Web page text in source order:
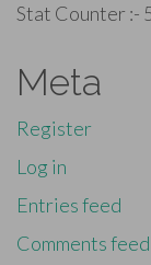
Stat Counter :-
Meta
Register
Log in
Entries feed
Comments feed